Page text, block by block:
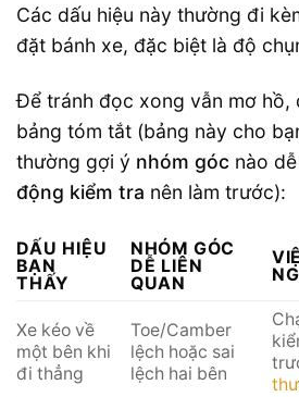
Các dấu hiệu này thường đi
đặt bánh xe, đặc biệt là độ
Để tránh đọc xong vẫn mơ hồ,
bảng tóm tắt (bảng này cho
thường gợi ý nhóm góc nào
động kiểm tra nên làm trước):
DẤU HIỆU
BẠN
THẤY
NHÓM GÓC
DỄ LIÊN
QUAN
Xe kéo về
một bên khi
đi thẳng
Toe/Camber
lệch hoặc sai
lệch hai bên